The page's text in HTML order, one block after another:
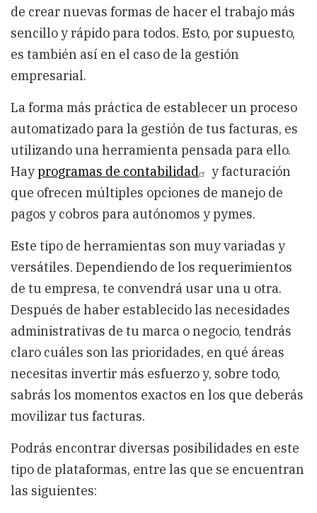
de crear nuevas formas de hacer el trabajo más
sencillo y rápido para todos. Esto, por supuesto,
es también así en el caso de la gestión
empresarial.
La forma más práctica de establecer un proceso
automatizado para la gestión de tus facturas, es
utilizando una herramienta pensada para ello.
Hayprogramas de contabilidad
y facturación
que ofrecen múltiples opciones de manejo de
pagos y cobros para autónomos y pymes.
Este tipo de herramientas son muy variadas y
versátiles. Dependiendo de los requerimientos
de tu empresa, te convendrá usar una u otra.
Después de haber establecido las necesidades
administrativas de tu marca o negocio, tendrás
claro cuáles son las prioridades, en qué áreas
necesitas invertir más esfuerzo y, sobre todo,
sabrás los momentos exactos en los que deberás
movilizar tus facturas.
Podrás encontrar diversas posibilidades en este
tipo de plataformas, entre las que se encuentran
las siguientes: